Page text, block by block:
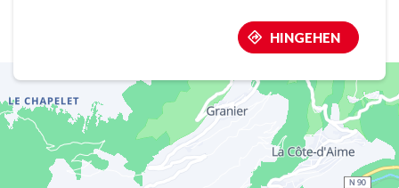
HINGEHEN